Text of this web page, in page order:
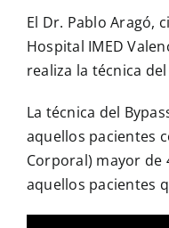
El Dr. Pablo Aragó,
Hospital IMED
realiza la técnica
La técnica del
aquellos pacientes
Corporal) mayor de
aquellos pacientes